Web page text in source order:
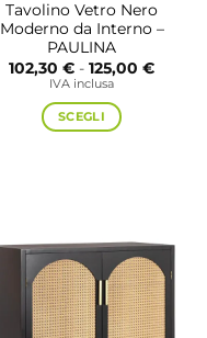
Tavolino Vetro Nero
Moderno da Interno –
PAULINA
102,30 € - 125,00 €Fascia
IVA inclusa
SCEGLI
opzioni
possono
essere